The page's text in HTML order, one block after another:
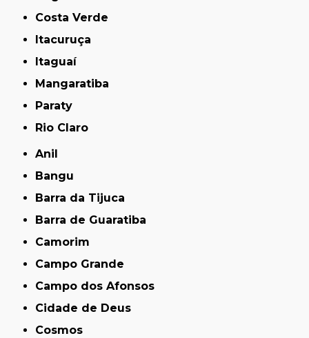
Costa Verde
Itacuruça
Itaguaí
Mangaratiba
Paraty
Rio Claro
Anil
Bangu
Barra da Tijuca
Barra de Guaratiba
Camorim
Campo Grande
Campo dos Afonsos
Cidade de Deus
Cosmos